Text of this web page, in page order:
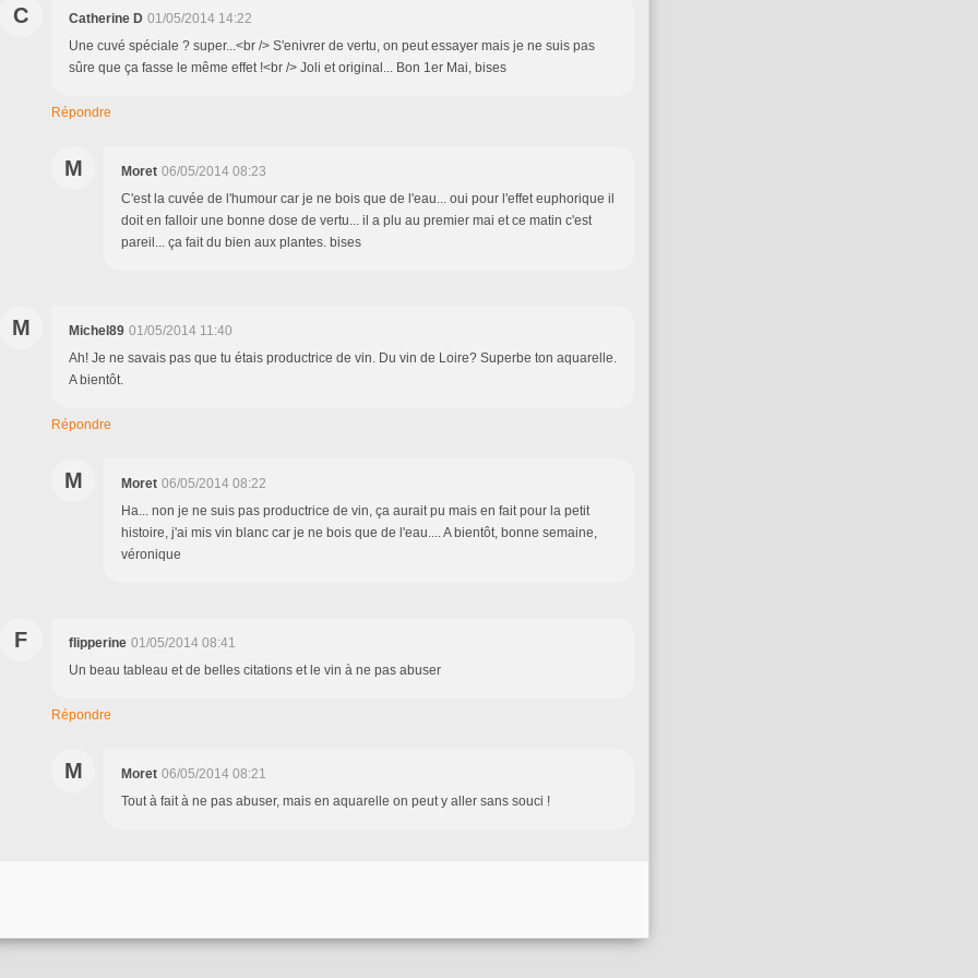
C Catherine D 01/05/2014 14:22
Une cuvé spéciale ? super...<br /> S'enivrer de vertu, on peut essayer mais je ne suis pas
sûre que ça fasse le même effet !<br /> Joli et original... Bon 1er Mai, bises
Répondre
M Moret 06/05/2014 08:23
C'est la cuvée de l'humour car je ne bois que de l'eau... oui pour l'effet euphorique il
doit en falloir une bonne dose de vertu... il a plu au premier mai et ce matin c'est
pareil... ça fait du bien aux plantes. bises
M Michel89 01/05/2014 11:40
Ah! Je ne savais pas que tu étais productrice de vin. Du vin de Loire? Superbe ton aquarelle.
A bientôt.
Répondre
M Moret 06/05/2014 08:22
Ha... non je ne suis pas productrice de vin, ça aurait pu mais en fait pour la petit
histoire, j'ai mis vin blanc car je ne bois que de l'eau.... A bientôt, bonne semaine,
véronique
F flipperine 01/05/2014 08:41
Un beau tableau et de belles citations et le vin à ne pas abuser
Répondre
M Moret 06/05/2014 08:21
Tout à fait à ne pas abuser, mais en aquarelle on peut y aller sans souci !